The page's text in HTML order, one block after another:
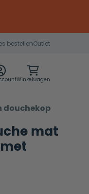
bestellenOutlet
Winkelwagen
douchekop
mat